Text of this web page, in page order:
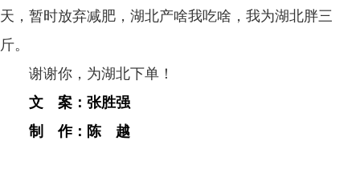
天，暂时放弃减肥，湖北产啥我吃啥，我为湖北胖三
斤。
谢谢你，为湖北下单！
文 案：张胜强
制 作：陈 越